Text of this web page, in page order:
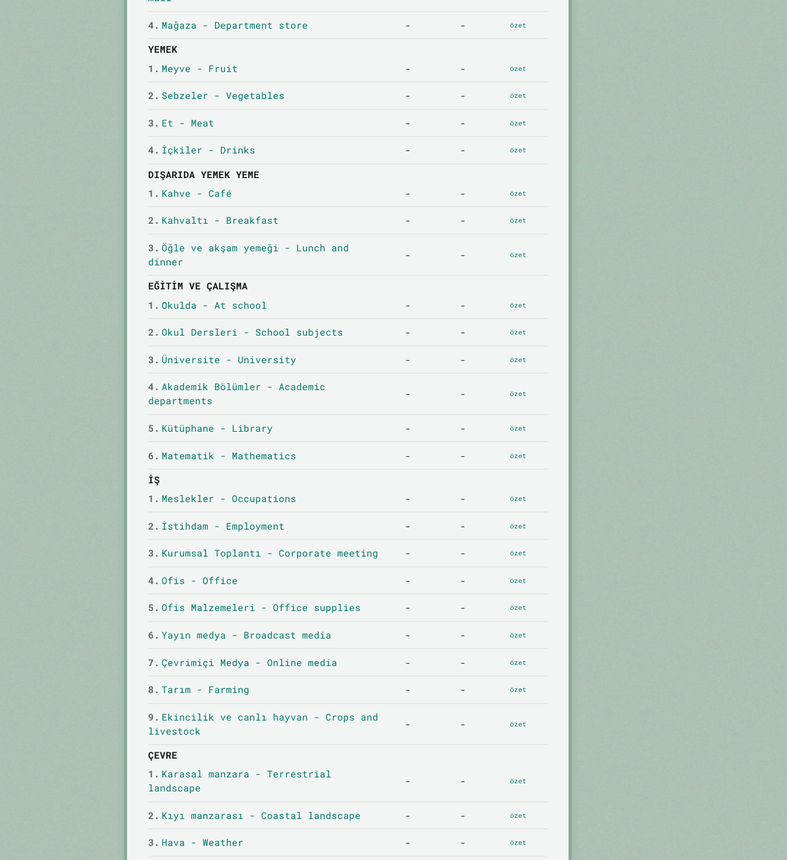
4. Mağaza - Department store - - özet
YEMEK
1. Meyve - Fruit - - özet
2. Sebzeler - Vegetables - - özet
3. Et - Meat - - özet
4. İçkiler - Drinks - - özet
DIŞARIDA YEMEK YEME
1. Kahve - Café - - özet
2. Kahvaltı - Breakfast - - özet
3. Öğle ve akşam yemeği - Lunch and
dinner
- - özet
EĞITIM VE ÇALIŞMA
1. Okulda - At school - - özet
2. Okul Dersleri - School subjects - - özet
3. Üniversite - University - - özet
4. Akademik Bölümler - Academic
departments
- - özet
5. Kütüphane - Library - - özet
6. Matematik - Mathematics - - özet
İŞ
1. Meslekler - Occupations - - özet
2. İstihdam - Employment - - özet
3. Kurumsal Toplantı - Corporate meeting - - özet
4. Ofis - Office - - özet
5. Ofis Malzemeleri - Office supplies - - özet
6. Yayın medya - Broadcast media - - özet
7. Çevrimiçi Medya - Online media - - özet
8. Tarım - Farming - - özet
9. Ekincilik ve canlı hayvan - Crops and
livestock
- - özet
ÇEVRE
1. Karasal manzara - Terrestrial
landscape
- - özet
2. Kıyı manzarası - Coastal landscape - - özet
3. Hava - Weather - - özet